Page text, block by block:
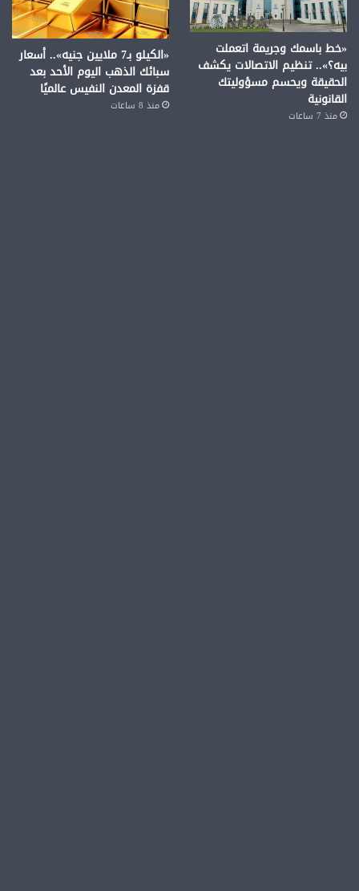
«خط باسمك وجريمة اتعملت
بيه؟».. تنظيم الاتصالات يكشف
الحقيقة ويحسم مسؤوليتك
القانونية
منذ 7 ساعات
«الكيلو بـ7 ملايين جنيه».. أسعار
سبائك الذهب اليوم الأحد بعد
قفزة المعدن النفيس عالميًا
منذ 8 ساعات